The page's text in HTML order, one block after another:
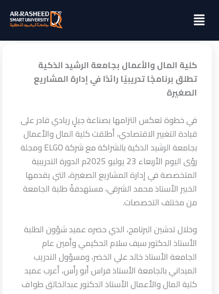
Menu
كلية المال والأعمال بجامعة الرشيد الذكية
تطلق برنامجًا تدريبيًا رائدًا في إدارة المشاريع
الصغيرة
في خطوة تعكس التزامها بصناعة جيلٍ ريادي قادر على
قيادة التغيير الاقتصادي، أطلقت كلية المال والأعمال
بجامعة الرشيد الذكية بالشراكة مع شركة ELGO ومجلة
رؤى اليوم الأربعاء 23 يوليو 2025م الدورة التدريبية
المتخصصة في إدارة المشاريع الصغيرة، التي يقدمها
الخبير الأستاذ محمد الشرقي، مستهدفةً طلبة الجامعة
من مختلف التخصصات.
وخلال تدشين البرنامج، الذي حضره عميد شؤون الطلبة
الأستاذ الدكتور سيف سلام الحكيمي وأمين عام
الجامعة الأستاذ خالد علي الخضر، ومسؤول الندريب
الميداني بالجامعة الأستاذ فراس أبو رأس، أعرب عميد
كلية المال والأعمال الأستاذ الدكتور عبدالخالق طواف